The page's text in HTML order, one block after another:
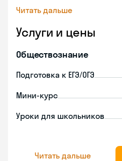
Читать дальше
Услуги и цены
Обществознание
Подготовка к ЕГЭ/ОГЭ
Мини-курс
Уроки для школьников
Читать дальше